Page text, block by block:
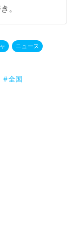
。
ニュース
全国